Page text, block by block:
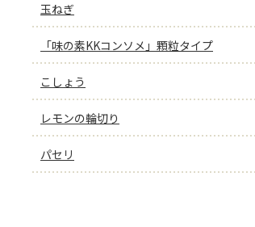
玉ねぎ
「味の素KKコンソメ」顆粒タイプ
こしょう
レモンの輪切り
パセリ